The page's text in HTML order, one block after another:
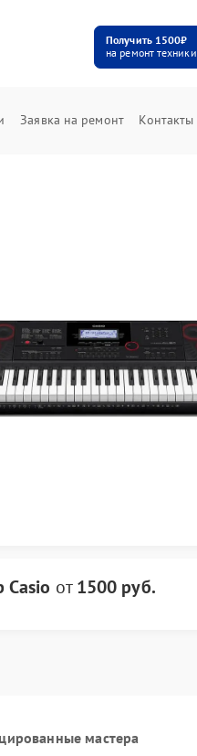
Получить 1500₽
на ремонт техники
Заявка на ремонт Контакты
Casio от1500 руб.
мастера